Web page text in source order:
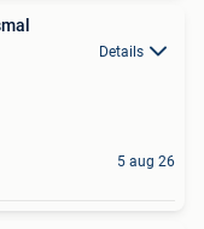
Details
5 aug 26